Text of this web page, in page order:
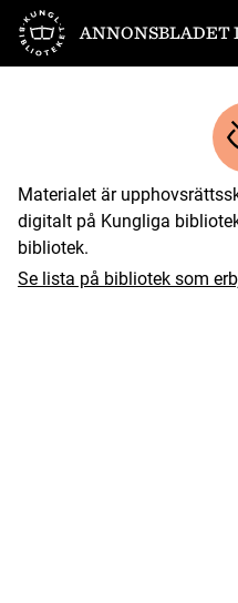
Till startsidan
ANNONSBLADET
Materialet är
digitalt på Kungliga
bibliotek.
Se lista på bibliotek som